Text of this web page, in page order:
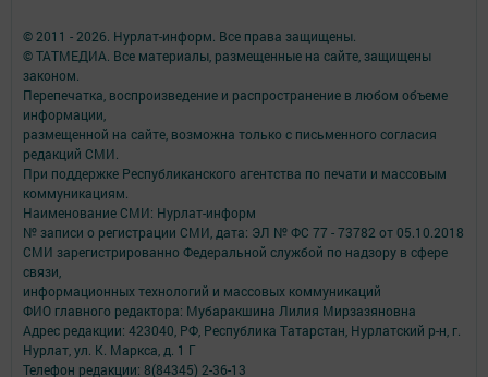
© 2011 - 2026. Нурлат-⁠информ. Все права защищены.
© ТАТМЕДИА. Все материалы, размещенные на сайте, защищены
законом.
Перепечатка, воспроизведение и распространение в любом объеме
информации,
размещенной на сайте, возможна только с письменного согласия
редакций СМИ.
При поддержке Республиканского агентства по печати и массовым
коммуникациям.
Наименование СМИ: Нурлат-⁠информ
№ записи о регистрации СМИ, дата: ЭЛ № ФС 77 -⁠ 73782 от 05.10.2018
СМИ зарегистрированно Федеральной службой по надзору в сфере
связи,
информационных технологий и массовых коммуникаций
ФИО главного редактора: Мубаракшина Лилия Мирзазяновна
Адрес редакции: 423040, РФ, Республика Татарстан, Нурлатский р-н, г.
Нурлат, ул. К. Маркса, д. 1 Г
Телефон редакции: 8(84345) 2-36-13